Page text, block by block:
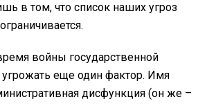
в том, что список наших угроз
войны государственной
еще один фактор. Имя
дисфункция (он же –